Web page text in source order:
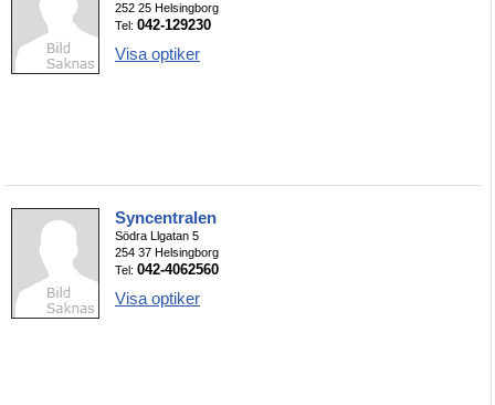
252 25 Helsingborg
Tel: 042-129230
Visa optiker
Syncentralen
Södra Llgatan 5
254 37 Helsingborg
Tel: 042-4062560
Visa optiker